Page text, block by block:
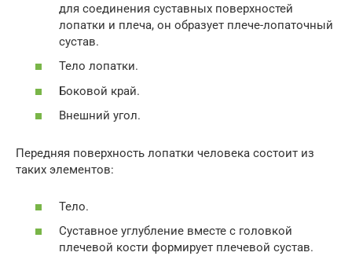
для соединения суставных поверхностей
лопатки и плеча, он образует плече-лопаточный
сустав.
Тело лопатки.
Боковой край.
Внешний угол.
Передняя поверхность лопатки человека состоит из
таких элементов:
Тело.
Суставное углубление вместе с головкой
плечевой кости формирует плечевой сустав.